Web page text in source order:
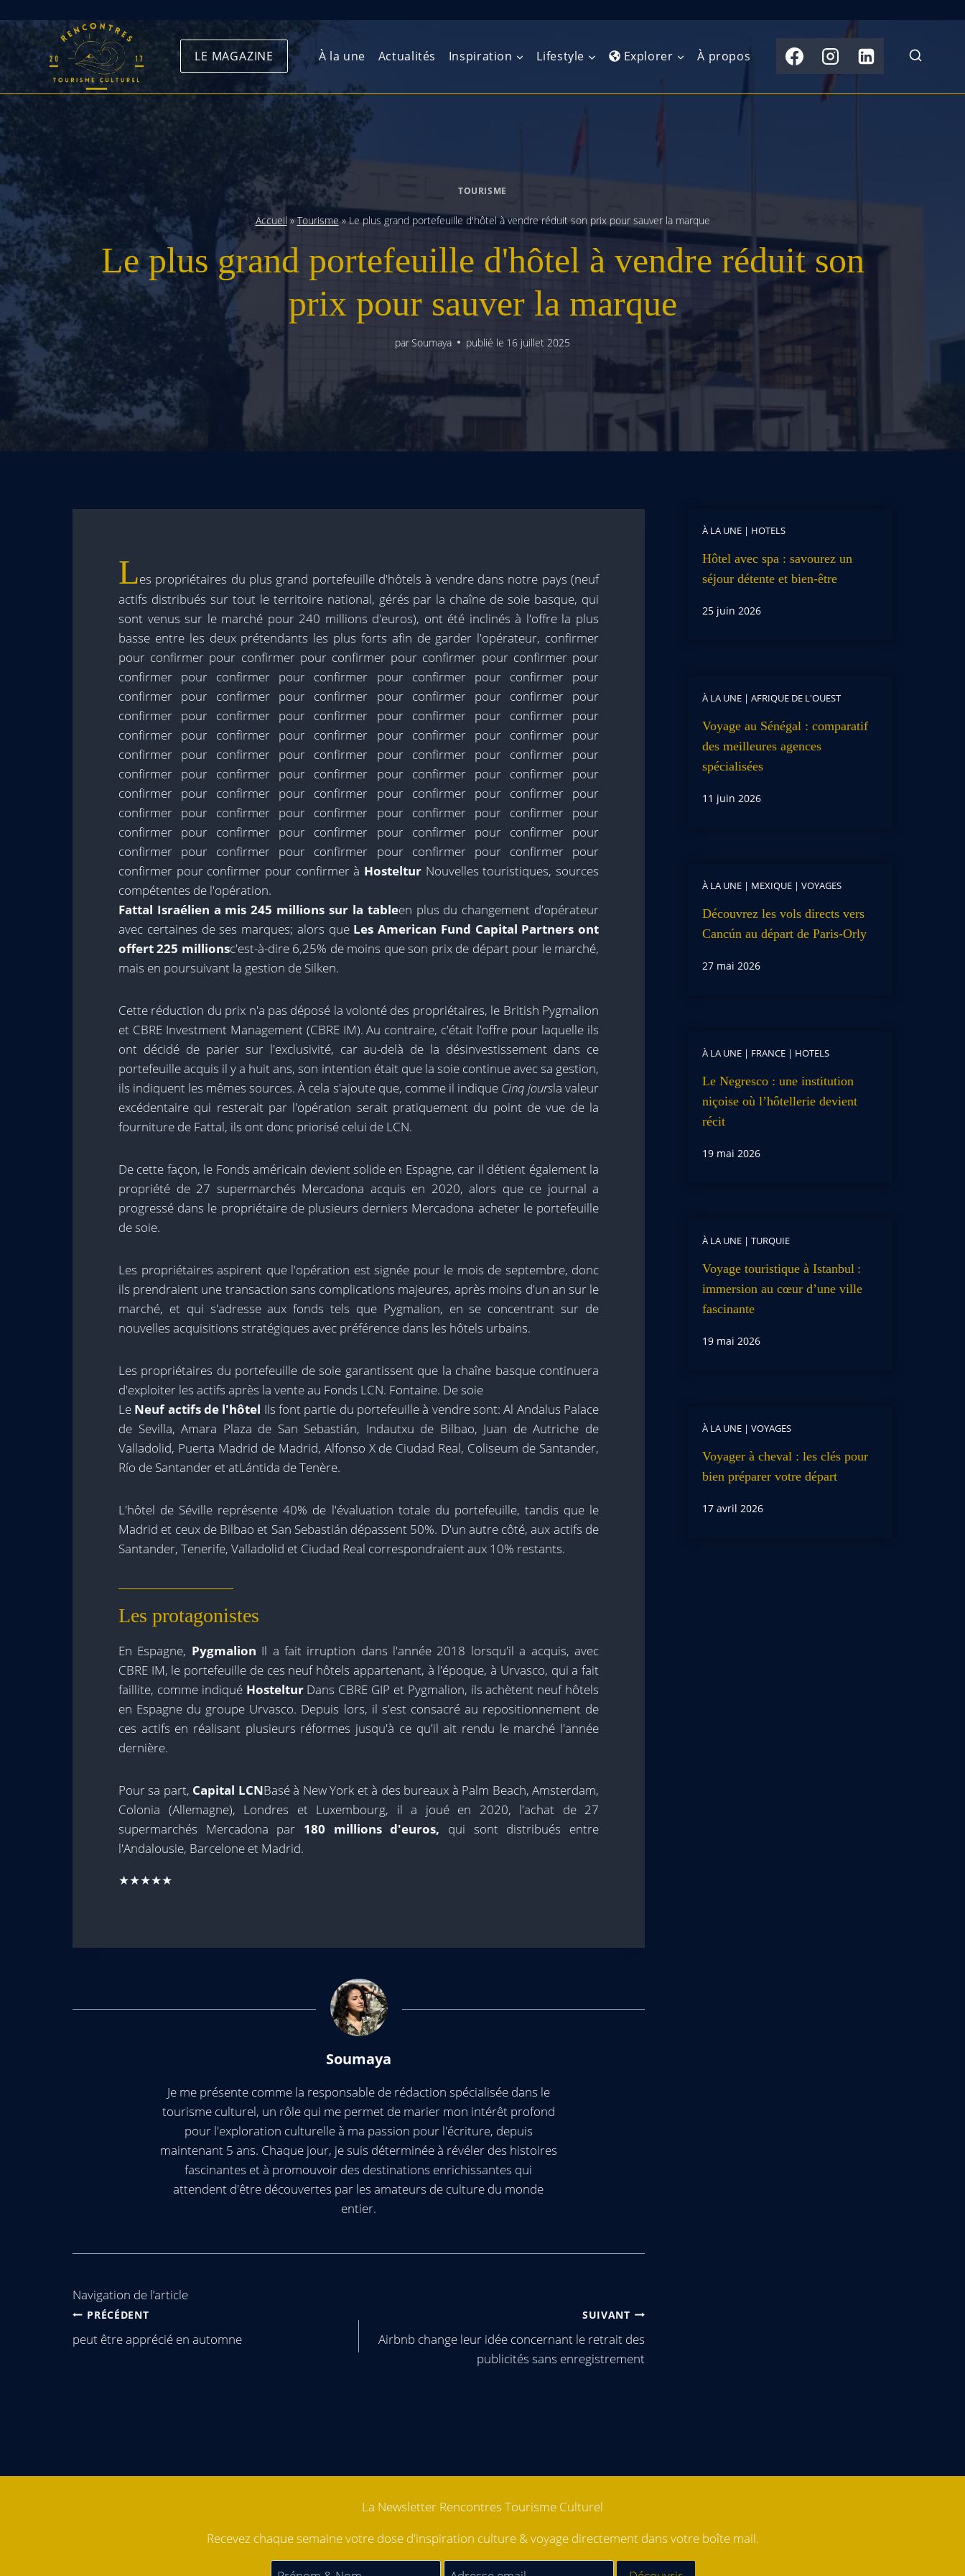
Skip
content
LE MAGAZINE À la une Actualités Inspiration Lifestyle Explorer
Balkans
Amérique du Sud
Afrique du Nord
Afrique de l’Est
Afrique australe Asie du Sud-Est
À propos
TOURISME
Accueil »Tourisme»Le plus grand portefeuille d'hôtel à vendre réduit son prix pour sauver la marque
Le plus grand portefeuille d'hôtel à vendre réduit son
prix pour sauver la marque
parSoumaya publié le 16 juillet 2025
Les propriétaires du plus grand portefeuille d'hôtels à vendre dans notre pays (neuf
actifs distribués sur tout le territoire national, gérés par la chaîne de soie basque, qui
sont venus sur le marché pour 240 millions d'euros), ont été inclinés à l'offre la plus
basse entre les deux prétendants les plus forts afin de garder l'opérateur, confirmer
pour confirmer pour confirmer pour confirmer pour confirmer pour confirmer pour
confirmer pour confirmer pour confirmer pour confirmer pour confirmer pour
confirmer pour confirmer pour confirmer pour confirmer pour confirmer pour
confirmer pour confirmer pour confirmer pour confirmer pour confirmer pour
confirmer pour confirmer pour confirmer pour confirmer pour confirmer pour
confirmer pour confirmer pour confirmer pour confirmer pour confirmer pour
confirmer pour confirmer pour confirmer pour confirmer pour confirmer pour
confirmer pour confirmer pour confirmer pour confirmer pour confirmer pour
confirmer pour confirmer pour confirmer pour confirmer pour confirmer pour
confirmer pour confirmer pour confirmer pour confirmer pour confirmer pour
confirmer pour confirmer pour confirmer pour confirmer pour confirmer pour
confirmer pour confirmer pour confirmer à Hosteltur Nouvelles touristiques, sources
compétentes de l'opération.
Fattal Israélien a mis 245 millions sur la tableen plus du changement d'opérateur
avec certaines de ses marques; alors que Les American Fund Capital Partners ont
offert 225 millionsc'est-à-dire 6,25% de moins que son prix de départ pour le marché,
mais en poursuivant la gestion de Silken.
Cette réduction du prix n'a pas déposé la volonté des propriétaires, le British Pygmalion
et CBRE Investment Management (CBRE IM). Au contraire, c'était l'offre pour laquelle ils
ont décidé de parier sur l'exclusivité, car au-delà de la désinvestissement dans ce
portefeuille acquis il y a huit ans, son intention était que la soie continue avec sa gestion,
ils indiquent les mêmes sources. À cela s'ajoute que, comme il indique Cinq joursla valeur
excédentaire qui resterait par l'opération serait pratiquement du point de vue de la
fourniture de Fattal, ils ont donc priorisé celui de LCN.
De cette façon, le Fonds américain devient solide en Espagne, car il détient également la
propriété de 27 supermarchés Mercadona acquis en 2020, alors que ce journal a
progressé dans le propriétaire de plusieurs derniers Mercadona acheter le portefeuille
de soie.
Les propriétaires aspirent que l'opération est signée pour le mois de septembre, donc
ils prendraient une transaction sans complications majeures, après moins d'un an sur le
marché, et qui s'adresse aux fonds tels que Pygmalion, en se concentrant sur de
nouvelles acquisitions stratégiques avec préférence dans les hôtels urbains.
Les propriétaires du portefeuille de soie garantissent que la chaîne basque continuera
d'exploiter les actifs après la vente au Fonds LCN. Fontaine. De soie
Le Neuf actifs de l'hôtel Ils font partie du portefeuille à vendre sont: Al Andalus Palace
de Sevilla, Amara Plaza de San Sebastián, Indautxu de Bilbao, Juan de Autriche de
Valladolid, Puerta Madrid de Madrid, Alfonso X de Ciudad Real, Coliseum de Santander,
Río de Santander et atLántida de Tenère.
L'hôtel de Séville représente 40% de l'évaluation totale du portefeuille, tandis que le
Madrid et ceux de Bilbao et San Sebastián dépassent 50%. D'un autre côté, aux actifs de
Santander, Tenerife, Valladolid et Ciudad Real correspondraient aux 10% restants.
Les protagonistes
En Espagne, Pygmalion Il a fait irruption dans l'année 2018 lorsqu'il a acquis, avec
CBRE IM, le portefeuille de ces neuf hôtels appartenant, à l'époque, à Urvasco, qui a fait
faillite, comme indiqué HostelturDans CBRE GIP et Pygmalion, ils achètent neuf hôtels
en Espagne du groupe Urvasco. Depuis lors, il s'est consacré au repositionnement de
ces actifs en réalisant plusieurs réformes jusqu'à ce qu'il ait rendu le marché l'année
dernière.
Pour sa part, Capital LCNBasé à New York et à des bureaux à Palm Beach, Amsterdam,
Colonia (Allemagne), Londres et Luxembourg, il a joué en 2020, l'achat de 27
supermarchés Mercadona par 180 millions d'euros, qui sont distribués entre
l'Andalousie, Barcelone et Madrid.
★★★★★
Soumaya
Je me présente comme la responsable de rédaction spécialisée dans le
tourisme culturel, un rôle qui me permet de marier mon intérêt profond
pour l'exploration culturelle à ma passion pour l'écriture, depuis
maintenant 5 ans. Chaque jour, je suis déterminée à révéler des histoires
fascinantes et à promouvoir des destinations enrichissantes qui
attendent d'être découvertes par les amateurs de culture du monde
entier.
Navigation de l’article
PRÉCÉDENT
peut être apprécié en automne
SUIVANT
Airbnb change leur idée concernant le retrait des
publicités sans enregistrement
À LA UNE| HOTELS
Hôtel avec spa : savourez un
séjour détente et bien-être
25 juin 2026
À LA UNE| AFRIQUE DE L'OUEST
Voyage au Sénégal : comparatif
des meilleures agences
spécialisées
11 juin 2026
À LA UNE| MEXIQUE| VOYAGES
Découvrez les vols directs vers
Cancún au départ de Paris-Orly
27 mai 2026
À LA UNE| FRANCE| HOTELS
Le Negresco : une institution
niçoise où l’hôtellerie devient
récit
19 mai 2026
À LA UNE| TURQUIE
Voyage touristique à Istanbul :
immersion au cœur d’une ville
fascinante
19 mai 2026
À LA UNE| VOYAGES
Voyager à cheval : les clés pour
bien préparer votre départ
17 avril 2026
La Newsletter Rencontres Tourisme Culturel
Recevez chaque semaine votre dose d'inspiration culture & voyage directement dans votre boîte mail.